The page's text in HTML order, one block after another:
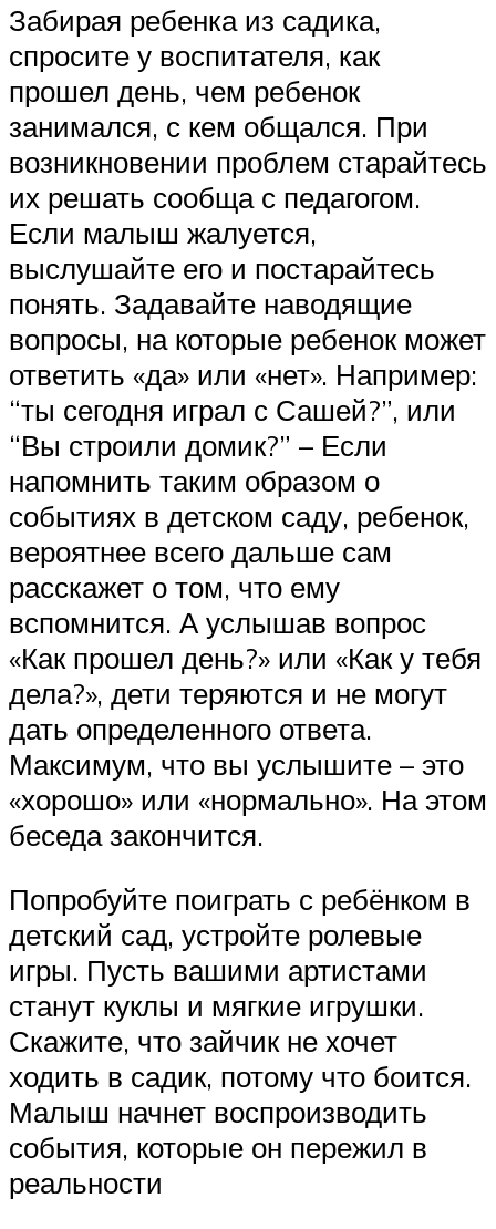
Забирая ребенка из садика,
спросите у воспитателя, как
прошел день, чем ребенок
занимался, с кем общался. При
возникновении проблем старайтесь
их решать сообща с педагогом.
Если малыш жалуется,
выслушайте его и постарайтесь
понять. Задавайте наводящие
вопросы, на которые ребенок может
ответить «да» или «нет». Например:
“ты сегодня играл с Сашей?”, или
“Вы строили домик?” – Если
напомнить таким образом о
событиях в детском саду, ребенок,
вероятнее всего дальше сам
расскажет о том, что ему
вспомнится. А услышав вопрос
«Как прошел день?» или «Как у тебя
дела?», дети теряются и не могут
дать определенного ответа.
Максимум, что вы услышите – это
«хорошо» или «нормально». На этом
беседа закончится.
Попробуйте поиграть с ребёнком в
детский сад, устройте ролевые
игры. Пусть вашими артистами
станут куклы и мягкие игрушки.
Скажите, что зайчик не хочет
ходить в садик, потому что боится.
Малыш начнет воспроизводить
события, которые он пережил в
реальности